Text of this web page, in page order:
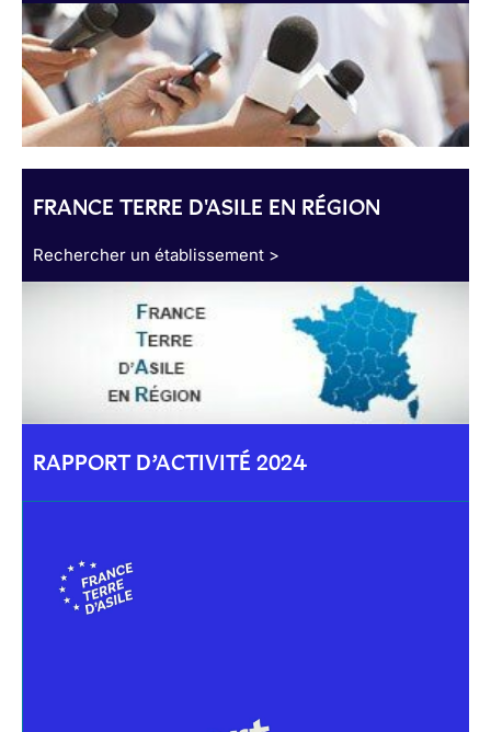
FRANCE TERRE D'ASILE EN RÉGION
Rechercher un établissement >
RAPPORT D’ACTIVITÉ 2024